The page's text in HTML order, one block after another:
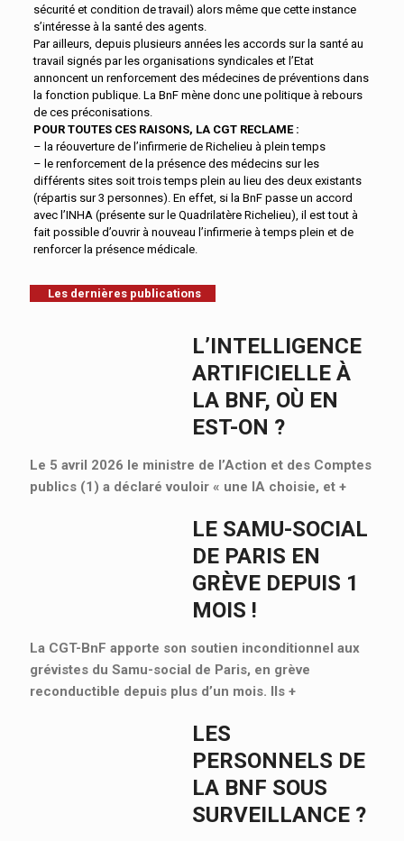
sécurité et condition de travail) alors même que cette instance
s’intéresse à la santé des agents.
Par ailleurs, depuis plusieurs années les accords sur la santé au
travail signés par les organisations syndicales et l’Etat
annoncent un renforcement des médecines de préventions dans
la fonction publique. La BnF mène donc une politique à rebours
de ces préconisations.
POUR TOUTES CES RAISONS, LA CGT RECLAME :
– la réouverture de l’infirmerie de Richelieu à plein temps
– le renforcement de la présence des médecins sur les
différents sites soit trois temps plein au lieu des deux existants
(répartis sur 3 personnes). En effet, si la BnF passe un accord
avec l’INHA (présente sur le Quadrilatère Richelieu), il est tout à
fait possible d’ouvrir à nouveau l’infirmerie à temps plein et de
renforcer la présence médicale.
Les dernières publications
L’INTELLIGENCE
ARTIFICIELLE À
LA BNF, OÙ EN
EST-ON ?
Le 5 avril 2026 le ministre de l’Action et des Comptes
publics (1) a déclaré vouloir « une IA choisie, et +
LE SAMU-SOCIAL
DE PARIS EN
GRÈVE DEPUIS 1
MOIS !
La CGT-BnF apporte son soutien inconditionnel aux
grévistes du Samu-social de Paris, en grève
reconductible depuis plus d’un mois. Ils +
LES
PERSONNELS DE
LA BNF SOUS
SURVEILLANCE ?